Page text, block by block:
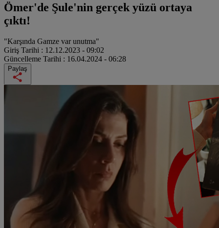
Ömer'de Şule'nin gerçek yüzü ortaya
çıktı!
"Karşında Gamze var unutma"
Giriş Tarihi : 12.12.2023 - 09:02
Güncelleme Tarihi : 16.04.2024 - 06:28
Paylaş